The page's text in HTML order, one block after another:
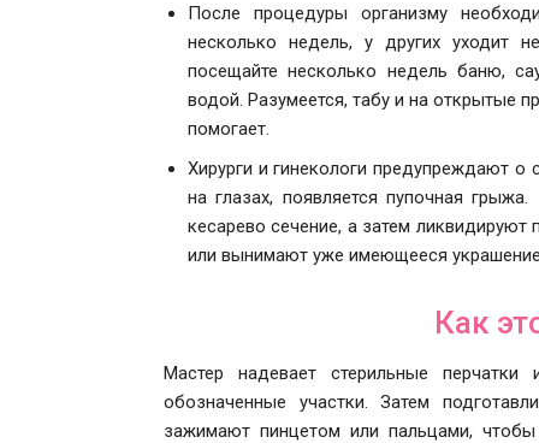
После процедуры организму
несколько недель, у других уходит
посещайте несколько недель баню,
водой. Разумеется, табу и на открытые
помогает.
Хирурги и гинекологи предупреждают о
на глазах, появляется пупочная
кесарево сечение, а затем
или вынимают уже имеющееся
Как
Мастер надевает стерильные
обозначенные участки. Затем
зажимают пинцетом или пальцами,